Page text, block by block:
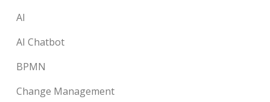
AI
AI Chatbot
BPMN
Change Management